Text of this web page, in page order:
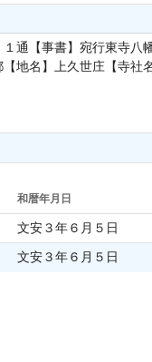
１通【事書】宛行東寺
地名】上久世庄【寺
和暦年月日
文安３年６月５日
文安３年６月５日